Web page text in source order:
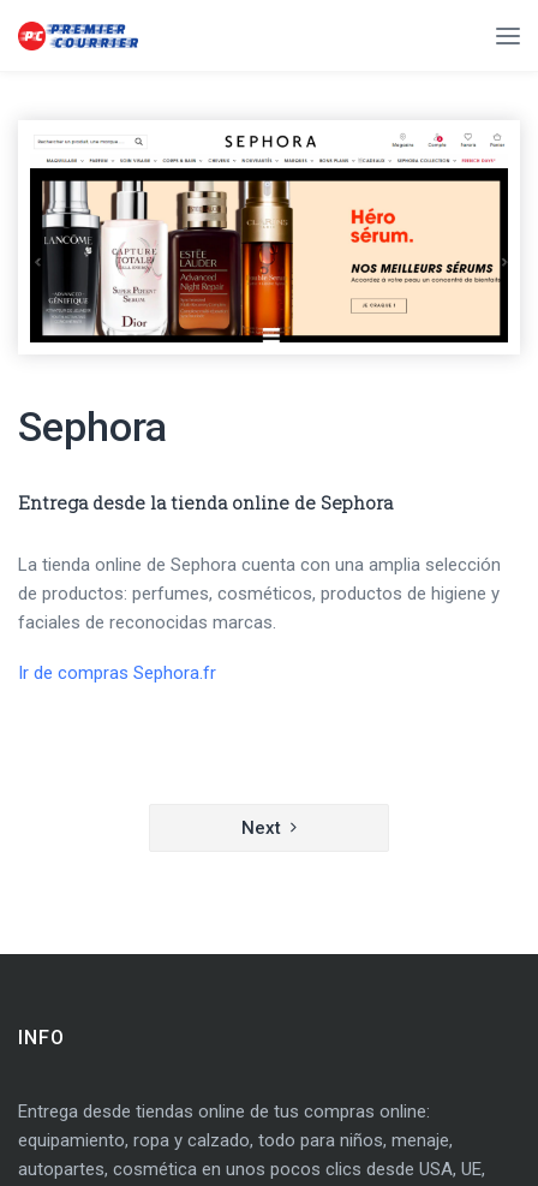
Sephora
Entrega desde la tienda online de Sephora
La tienda online de Sephora cuenta con una amplia selección
de productos: perfumes, cosméticos, productos de higiene y
faciales de reconocidas marcas.
Ir de compras Sephora.fr
Next
INFO
Entrega desde tiendas online de tus compras online:
equipamiento, ropa y calzado, todo para niños, menaje,
autopartes, cosmética en unos pocos clics desde USA, UE,